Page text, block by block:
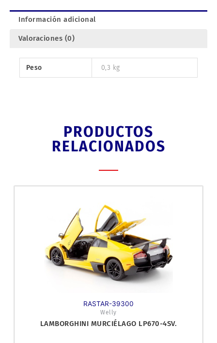
Información adicional
Valoraciones (0)
Peso 0,3 kg
PRODUCTOS
RELACIONADOS
RASTAR-39300
Welly
LAMBORGHINI MURCIÉLAGO LP670-4SV.